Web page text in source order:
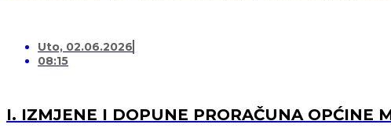
Uto, 02.06.2026
08:15
I. IZMJENE I DOPUNE PRORAČUNA OPĆINE